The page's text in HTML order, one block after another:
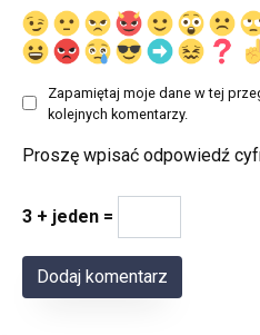
Zapamiętaj moje dane w tej
kolejnych komentarzy.
Proszę wpisać odpowiedź
3 + jeden =